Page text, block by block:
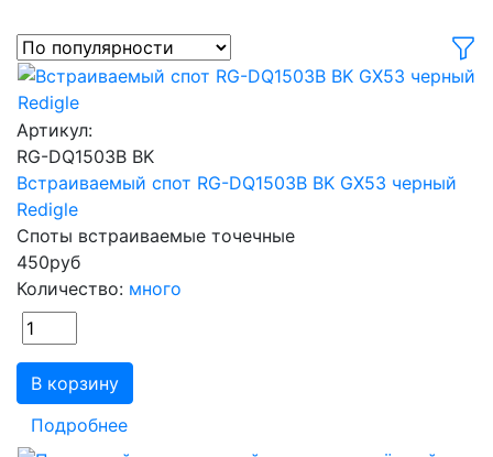
Артикул:
RG-DQ1503B BK
Встраиваемый спот RG-DQ1503B BK GX53 черный
Redigle
Споты встраиваемые точечные
450руб
Количество: много
В корзину
Подробнее